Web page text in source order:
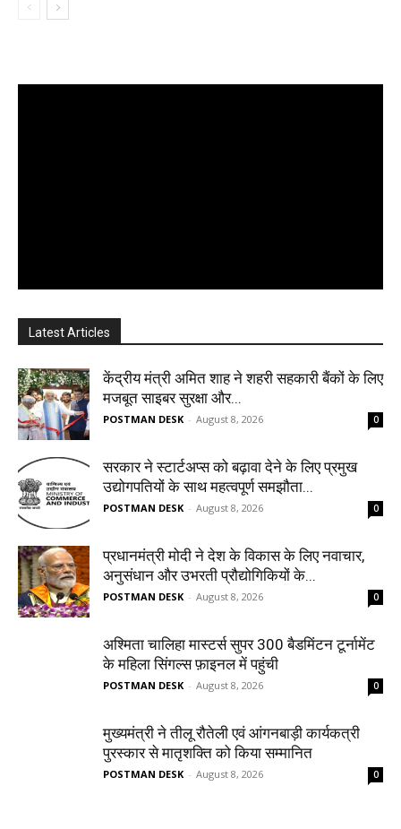
Latest Articles
केंद्रीय मंत्री अमित शाह ने शहरी सहकारी बैंकों के लिए
मजबूत साइबर सुरक्षा और...
POSTMAN DESK - August 8, 2026 0
सरकार ने स्टार्टअप्‍स को बढ़ावा देने के लिए प्रमुख
उद्योगपतियों के साथ महत्‍वपूर्ण समझौता...
POSTMAN DESK - August 8, 2026 0
प्रधानमंत्री मोदी ने देश के विकास के लिए नवाचार,
अनुसंधान और उभरती प्रौद्योगिकियों के...
POSTMAN DESK - August 8, 2026 0
अश्मिता चालिहा मास्टर्स सुपर 300 बैडमिंटन टूर्नामेंट
के महिला सिंगल्स फ़ाइनल में पहुंची
POSTMAN DESK - August 8, 2026 0
मुख्यमंत्री ने तीलू रौतेली एवं आंगनबाड़ी कार्यकत्री
पुरस्कार से मातृशक्ति को किया सम्मानित
POSTMAN DESK - August 8, 2026 0